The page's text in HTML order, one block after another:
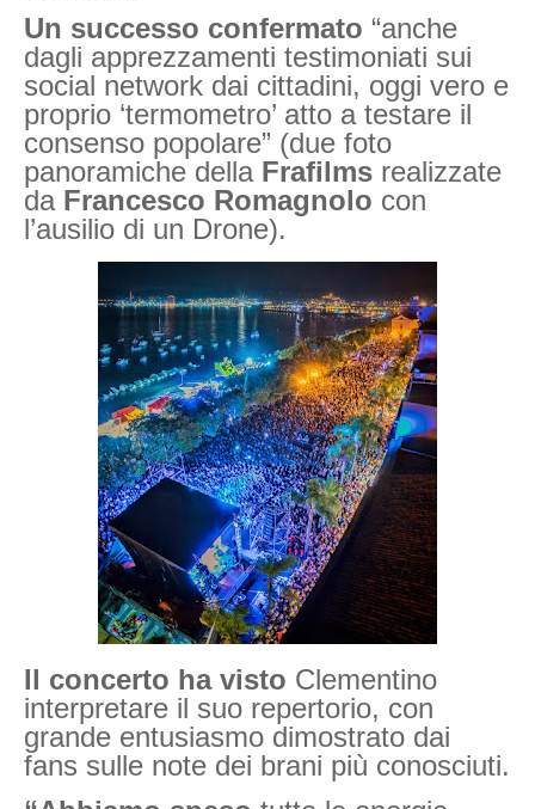
Un successo confermato “anche
dagli apprezzamenti testimoniati sui
social network dai cittadini, oggi vero e
proprio ‘termometro’ atto a testare il
consenso popolare” (due foto
panoramiche della Frafilms realizzate
da Francesco Romagnolo con
l’ausilio di un Drone).
Il concerto ha visto Clementino
interpretare il suo repertorio, con
grande entusiasmo dimostrato dai
fans sulle note dei brani più conosciuti.